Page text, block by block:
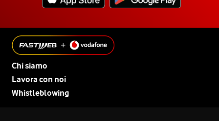
Chi siamo
Lavora con noi
Whistleblowing